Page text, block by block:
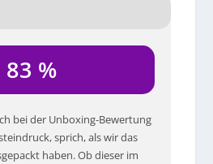
83 %
bei der Unboxing-Bewertung
sprich, als wir das
haben. Ob dieser im